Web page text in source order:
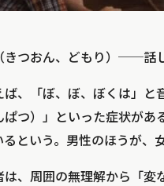
きつおん、どもり）──話
ば、「ぼ、ぼ、ぼくは」と
ぱつ）」といった症状が
るという。男性のほうが、
は、周囲の無理解から「変